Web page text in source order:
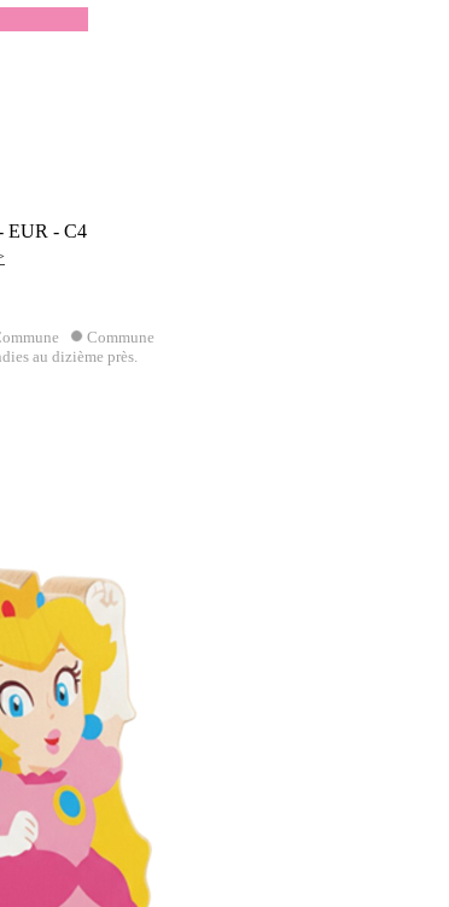
EUR - C4
Commune
au dizième près.